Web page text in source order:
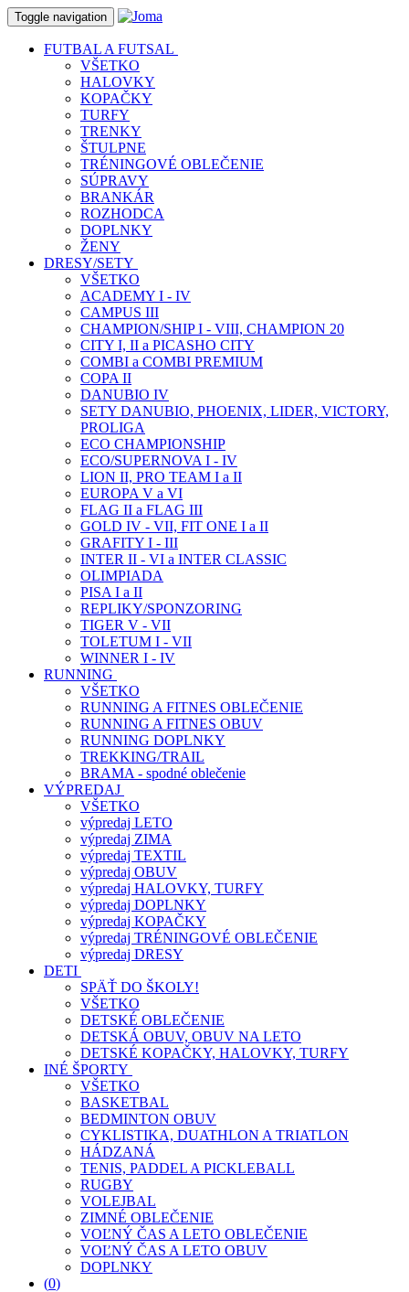
Toggle navigation
FUTBAL A FUTSAL
VŠETKO
HALOVKY
KOPAČKY
TURFY
TRENKY
ŠTULPNE
TRÉNINGOVÉ OBLEČENIE
SÚPRAVY
BRANKÁR
ROZHODCA
DOPLNKY
ŽENY
DRESY/SETY
VŠETKO
ACADEMY I - IV
CAMPUS III
CHAMPION/SHIP I - VIII, CHAMPION 20
CITY I, II a PICASHO CITY
COMBI a COMBI PREMIUM
COPA II
DANUBIO IV
SETY DANUBIO, PHOENIX, LIDER, VICTORY,
PROLIGA
ECO CHAMPIONSHIP
ECO/SUPERNOVA I - IV
LION II, PRO TEAM I a II
EUROPA V a VI
FLAG II a FLAG III
GOLD IV - VII, FIT ONE I a II
GRAFITY I - III
INTER II - VI a INTER CLASSIC
OLIMPIADA
PISA I a II
REPLIKY/SPONZORING
TIGER V - VII
TOLETUM I - VII
WINNER I - IV
RUNNING
VŠETKO
RUNNING A FITNES OBLEČENIE
RUNNING A FITNES OBUV
RUNNING DOPLNKY
TREKKING/TRAIL
BRAMA - spodné oblečenie
VÝPREDAJ
VŠETKO
výpredaj LETO
výpredaj ZIMA
výpredaj TEXTIL
výpredaj OBUV
výpredaj HALOVKY, TURFY
výpredaj DOPLNKY
výpredaj KOPAČKY
výpredaj TRÉNINGOVÉ OBLEČENIE
výpredaj DRESY
DETI
SPÄŤ DO ŠKOLY!
VŠETKO
DETSKÉ OBLEČENIE
DETSKÁ OBUV, OBUV NA LETO
DETSKÉ KOPAČKY, HALOVKY, TURFY
INÉ ŠPORTY
VŠETKO
BASKETBAL
BEDMINTON OBUV
CYKLISTIKA, DUATHLON A TRIATLON
HÁDZANÁ
TENIS, PADDEL A PICKLEBALL
RUGBY
VOLEJBAL
ZIMNÉ OBLEČENIE
VOĽNÝ ČAS A LETO OBLEČENIE
VOĽNÝ ČAS A LETO OBUV
DOPLNKY
(0)